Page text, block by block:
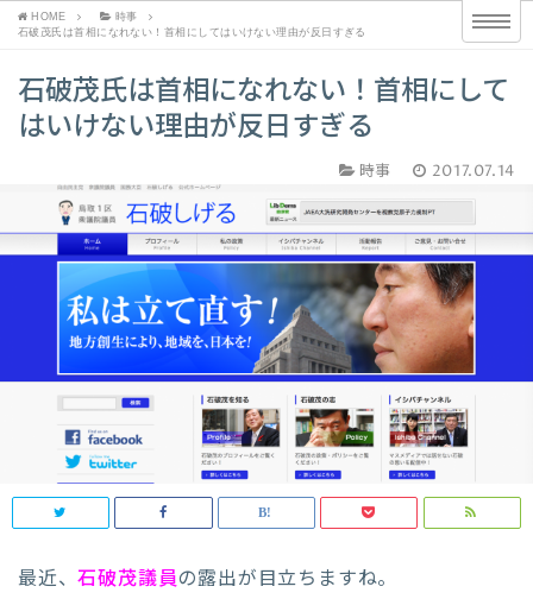
HOME
時事
石破茂氏は首相になれない！首相にしてはいけない理由が反日すぎる
石破茂氏は首相になれない！首相にして
はいけない理由が反日すぎる
時事 2017.07.14
最近、石破茂議員の露出が目立ちますね。